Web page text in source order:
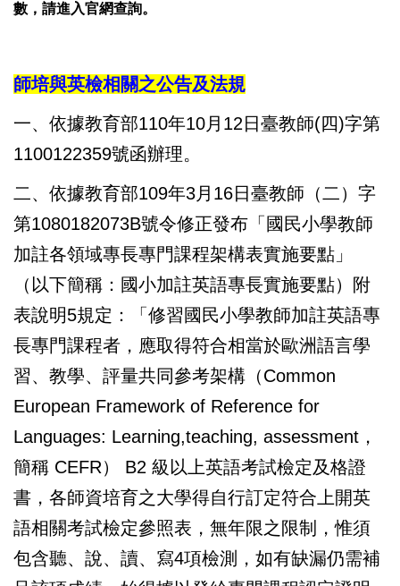
數，請進入官網查詢。
師培與英檢相關之公告及法規
一、依據教育部110年10月12日臺教師(四)字第
1100122359號函辦理。
二、依據教育部109年3月16日臺教師（二）字
第1080182073B號令修正發布「國民小學教師
加註各領域專長專門課程架構表實施要點」
（以下簡稱：國小加註英語專長實施要點）附
表說明5規定：「修習國民小學教師加註英語專
長專門課程者，應取得符合相當於歐洲語言學
習、教學、評量共同參考架構（Common
European Framework of Reference for
Languages: Learning,teaching, assessment，
簡稱 CEFR） B2 級以上英語考試檢定及格證
書，各師資培育之大學得自行訂定符合上開英
語相關考試檢定參照表，無年限之限制，惟須
包含聽、說、讀、寫4項檢測，如有缺漏仍需補